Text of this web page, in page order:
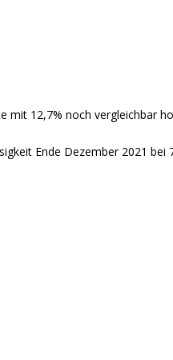
mit 12,7% noch vergleichbar
Ende Dezember 2021 bei